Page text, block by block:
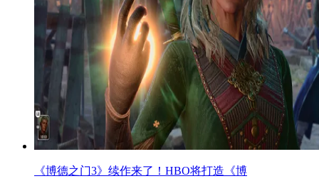
《博德之门3》续作来了！HBO将打造《博